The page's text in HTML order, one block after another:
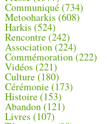
Communiqué (734)
Metooharkis (608)
Harkis (524)
Rencontre (242)
Association (224)
Commémoration(222)
Vidéos (221)
Culture(180)
Cérémonie (173)
Histoire (153)
Abandon(121)
Livres (107)